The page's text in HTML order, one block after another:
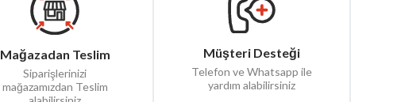
Mağazadan Teslim
Siparişlerinizi
mağazamızdan Teslim
Müşteri Desteği
Telefon ve Whatsapp ile
yardım alabilirsiniz